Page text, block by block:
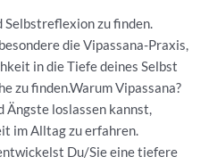
Selbstreflexion zu finden.
die Vipassana-Praxis,
in die Tiefe deines Selbst
zu finden.Warum Vipassana?
Ängste loslassen kannst,
im Alltag zu erfahren.
Du/Sie eine tiefere